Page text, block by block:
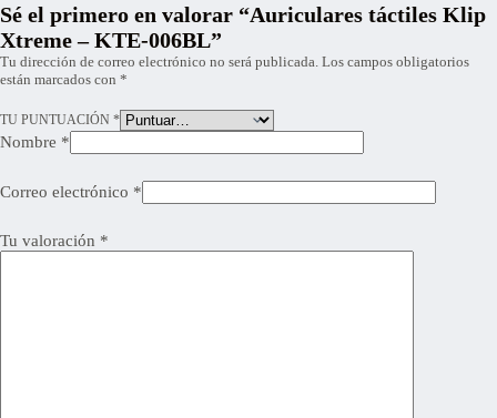
Sé el primero en valorar “Auriculares táctiles Klip
Xtreme – KTE-006BL”
Tu dirección de correo electrónico no será publicada. Los campos obligatorios
están marcados con *
TU PUNTUACIÓN *
Nombre *
Correo electrónico *
Tu valoración *